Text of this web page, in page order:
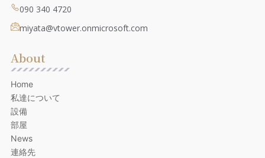
090 340 4720
miyata@vtower.onmicrosoft.com
About
Home
私達について
設備
部屋
News
連絡先